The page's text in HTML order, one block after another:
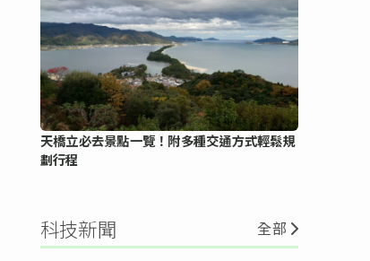
天橋立必去景點一覽！附多種交通方式輕鬆規
劃行程
科技新聞 全部